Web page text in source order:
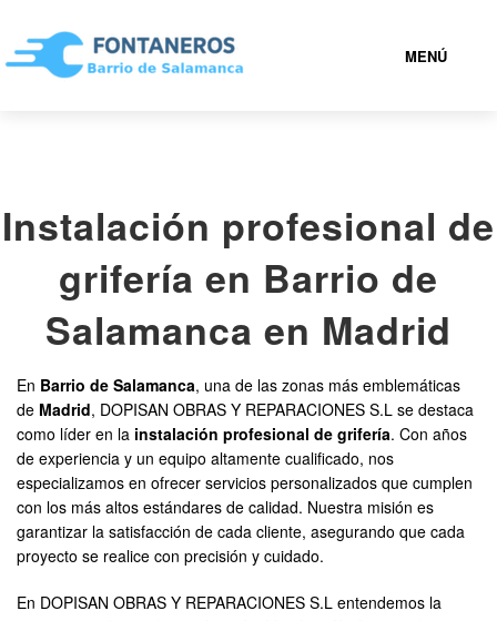
MENÚ
919 93 36 79
FONTANEROS BARRIO DE SALAMANCA BARATOS
SERVICIOS
CONTACTAR
Instalación profesional de
grifería en Barrio de
Salamanca en Madrid
En Barrio de Salamanca, una de las zonas más emblemáticas
de Madrid, DOPISAN OBRAS Y REPARACIONES S.L se destaca
como líder en la instalación profesional de grifería. Con años
de experiencia y un equipo altamente cualificado, nos
especializamos en ofrecer servicios personalizados que cumplen
con los más altos estándares de calidad. Nuestra misión es
garantizar la satisfacción de cada cliente, asegurando que cada
proyecto se realice con precisión y cuidado.
En DOPISAN OBRAS Y REPARACIONES S.L entendemos la